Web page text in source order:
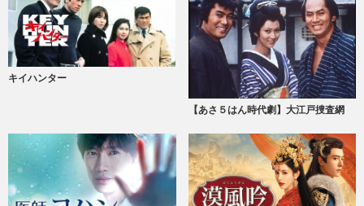
キイハンター
【あさ５はん時代劇】大江戸捜査網